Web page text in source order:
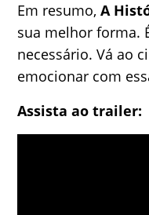
Em resumo,A
sua melhor forma.
necessário. Vá ao
emocionar com
Assista ao trailer: